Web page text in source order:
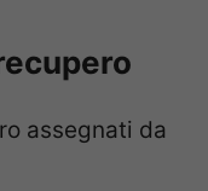
assegnati da